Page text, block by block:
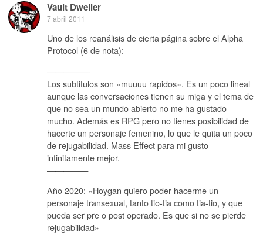
Vault Dweller
7 abril 2011
Uno de los reanálisis de cierta página sobre el Alpha
Protocol (6 de nota):
—————-
Los subtitulos son «muuuu rapidos». Es un poco lineal
aunque las conversaciones tienen su miga y el tema de
que no sea un mundo abierto no me ha gustado
mucho. Además es RPG pero no tienes posibilidad de
hacerte un personaje femenino, lo que le quita un poco
de rejugabilidad. Mass Effect para mi gusto
infinitamente mejor.
—————
Año 2020: «Hoygan quiero poder hacerme un
personaje transexual, tanto tio-tia como tia-tio, y que
pueda ser pre o post operado. Es que si no se pierde
rejugabilidad»